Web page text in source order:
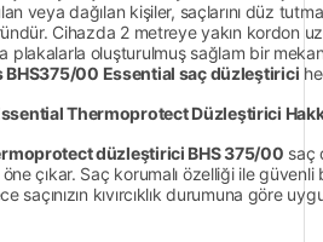
veya dağılan kişiler, saçlarını düz
Cihazda 2 metreye yakın kordon
plakalarla oluşturulmuş sağlam bir
BHS375/00 Essential saç düzleştirici
Thermoprotect Düzleştirici
düzleştirici BHS 375/00 saç
çıkar. Saç korumalı özelliği ile
saçınızın kıvırcıklık durumuna göre